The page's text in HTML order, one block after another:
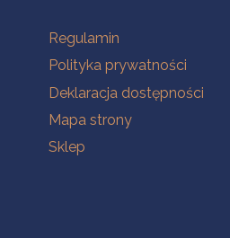
Na skróty
Regulamin
Polityka prywatności
Deklaracja dostępności
Mapa strony
Sklep